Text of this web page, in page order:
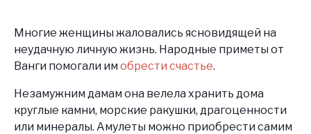
Многие женщины жаловались ясновидящей на
неудачную личную жизнь. Народные приметы от
Ванги помогали им обрести счастье.
Незамужним дамам она велела хранить дома
круглые камни, морские ракушки, драгоценности
или минералы. Амулеты можно приобрести самим